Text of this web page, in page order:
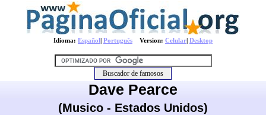
Idioma: Español| Português Version: Celular| Desktop
Dave Pearce
(Musico - Estados Unidos)